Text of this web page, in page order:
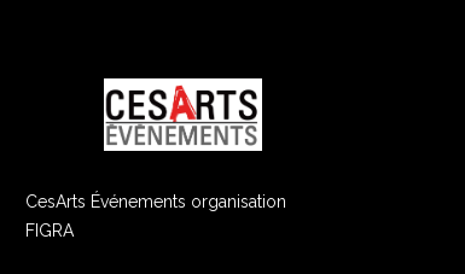
CesArts Événements organisation
FIGRA